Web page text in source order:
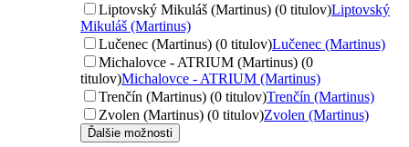
Liptovský Mikuláš (Martinus) (0 titulov)Liptovský
Mikuláš (Martinus)
Lučenec (Martinus) (0 titulov)Lučenec (Martinus)
Michalovce - ATRIUM (Martinus) (0
titulov)Michalovce - ATRIUM (Martinus)
Trenčín (Martinus) (0 titulov)Trenčín (Martinus)
Zvolen (Martinus) (0 titulov)Zvolen (Martinus)
Ďalšie možnosti